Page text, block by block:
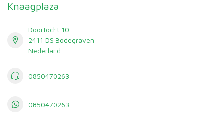
Knaagplaza
Doortocht 10
2411 DS Bodegraven
Nederland
0850470263
0850470263